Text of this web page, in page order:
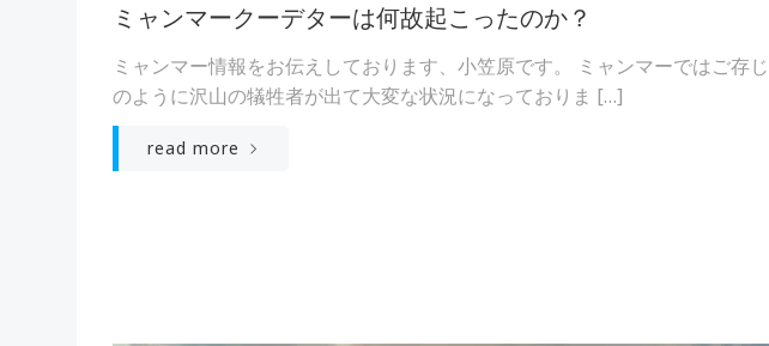
ミャンマークーデターは何故起こったのか？
ミャンマー情報をお伝えしております、小笠原です。 ミャンマーではご存じ
のように沢山の犠牲者が出て大変な状況になっておりま […]
read more